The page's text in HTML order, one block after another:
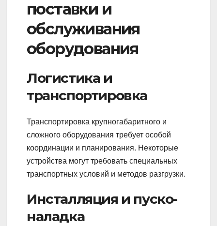
поставки и
обслуживания
оборудования
Логистика и
транспортировка
Транспортировка крупногабаритного и
сложного оборудования требует особой
координации и планирования. Некоторые
устройства могут требовать специальных
транспортных условий и методов разгрузки.
Инсталляция и пуско-
наладка